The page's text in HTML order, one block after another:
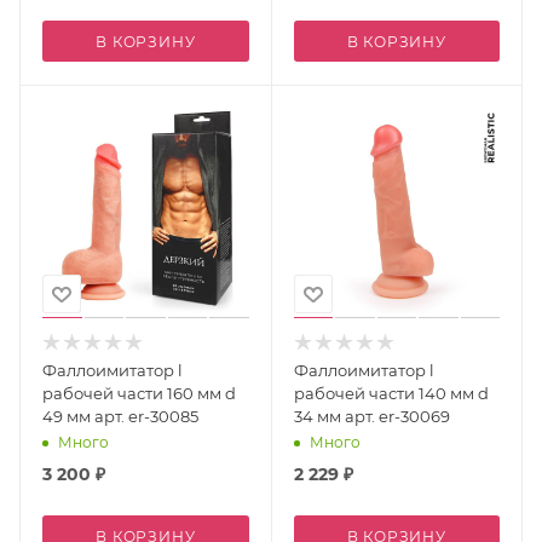
В КОРЗИНУ В КОРЗИНУ
Фаллоимитатор l
рабочей части 160 мм d
49 мм арт. er-30085
Много
3 200 ₽
В КОРЗИНУ
Фаллоимитатор l
рабочей части 140 мм d
34 мм арт. er-30069
Много
2 229₽
В КОРЗИНУ